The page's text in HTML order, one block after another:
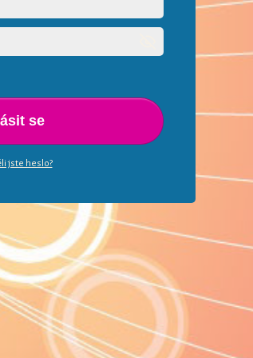
se
jste heslo?